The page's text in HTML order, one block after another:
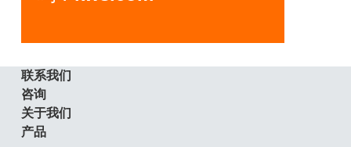
联系我们
咨询
关于我们
产品